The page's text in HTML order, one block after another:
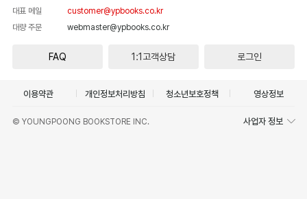
대표 메일
customer@ypbooks.co.kr
대량 주문
webmaster@ypbooks.co.kr
FAQ 1:1고객상담 로그인
이용약관 개인정보처리방침 청소년보호정책 영상정보
© YOUNGPOONG BOOKSTORE INC. 사업자 정보